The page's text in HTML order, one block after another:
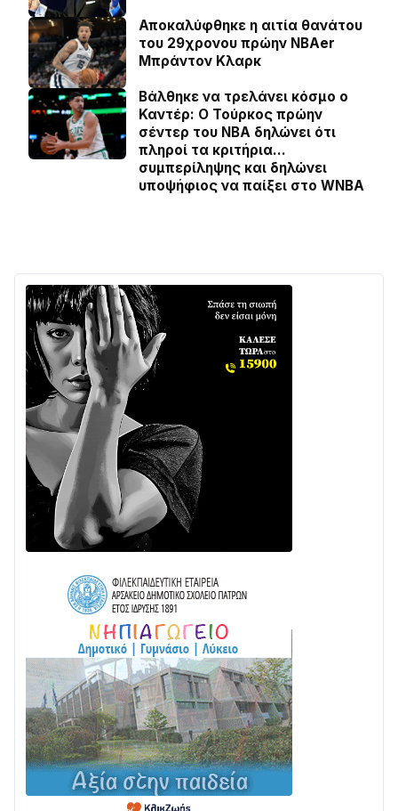
Αποκαλύφθηκε η αιτία θανάτου
του 29χρονου πρώην NBAer
Μπράντον Κλαρκ
Βάλθηκε να τρελάνει κόσμο ο
Καντέρ: Ο Τούρκος πρώην
σέντερ του NBA δηλώνει ότι
πληροί τα κριτήρια…
συμπερίληψης και δηλώνει
υποψήφιος να παίξει στο WNBA